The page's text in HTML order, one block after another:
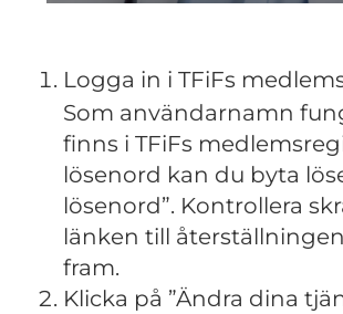
Logga in i TFiFs
Som användarnamn
finns i TFiFs
lösenord kan du byta
lösenord”. Kontrollera
länken till
fram.
Klicka på ”Ändra dina